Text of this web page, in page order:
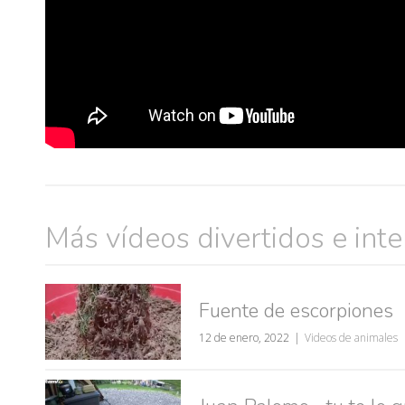
Más vídeos divertidos e
Fuente de escorpiones
12 de enero, 2022 Videos de animales